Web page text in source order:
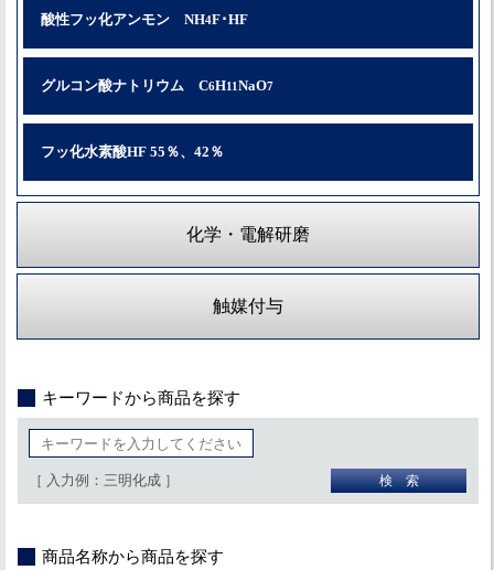
酸性フッ化アンモン NH4F･HF
グルコン酸ナトリウム C6H11NaO7
フッ化水素酸HF 55％、42％
化学・電解研磨
触媒付与
キーワードから商品を探す
［ 入力例：三明化成 ］
商品名称から商品を探す